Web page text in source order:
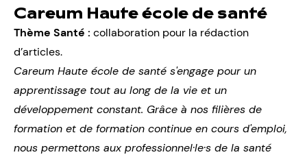
Careum Haute école de santé
Thème Santé : collaboration pour la rédaction
d’articles.
Careum Haute école de santé s'engage pour un
apprentissage tout au long de la vie et un
développement constant. Grâce à nos filières de
formation et de formation continue en cours d'emploi,
nous permettons aux professionnel·le·s de la santé